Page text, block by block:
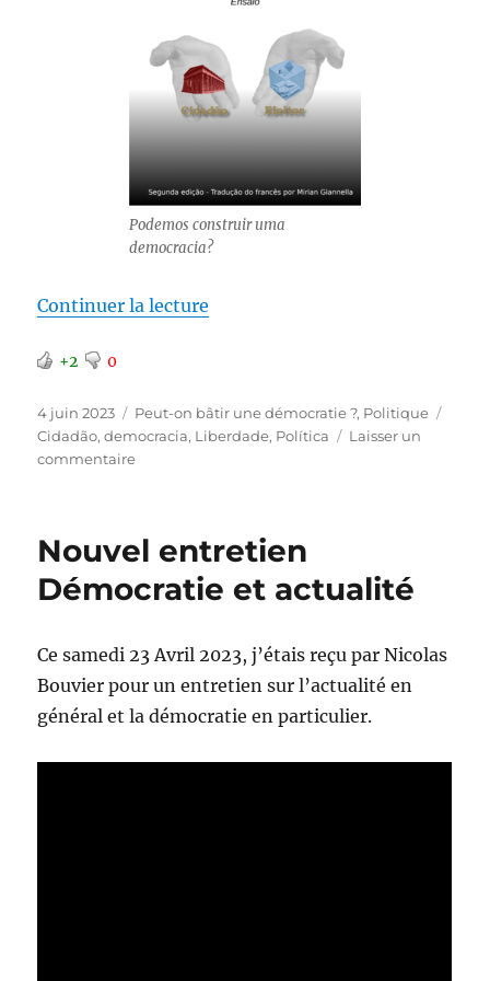
Podemos construir uma
democracia?
Continuer la lecture
+2 0
Publié
le
4 juin 2023 Catégories
Peut-on bâtir une démocratie ?, Politique
Cidadão,democracia, Liberdade, Política
Laisser un
commentairesur
portugais
Nouvel entretien
Démocratie et actualité
Ce samedi 23 Avril 2023, j’étais reçu par Nicolas
Bouvier pour un entretien sur l’actualité en
général et la démocratie en particulier.